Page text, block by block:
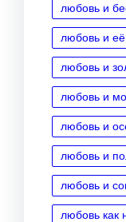
любовь и
любовь и
любовь и
любовь и
любовь и
любовь и
любовь и
любовь как